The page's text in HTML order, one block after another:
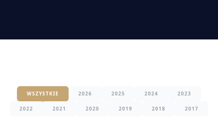
WSZYSTKIE 2026 2025 2024 2023
2022 2021 2020 2019 2018 2017